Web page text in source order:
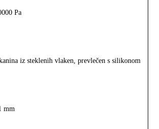
Pa
iz steklenih vlaken, prevlečen s silikonom
mm